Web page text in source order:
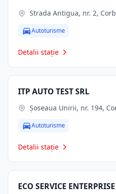
Strada Antigua, nr. 2,
Autoturisme
Detalii stație
ITP AUTO TEST SRL
Șoseaua Unirii, nr. 194,
Autoturisme
Detalii stație
ECO SERVICE